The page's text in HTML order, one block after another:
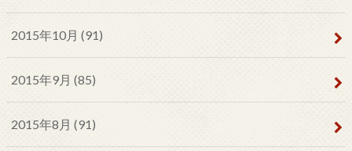
2015年10月 (91)
2015年9月 (85)
2015年8月 (91)